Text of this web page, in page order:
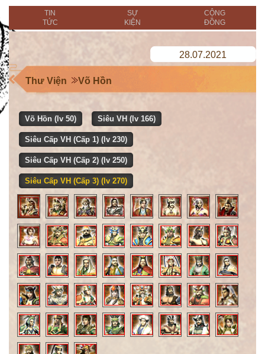
TIN
TỨC
SỰ
KIỆN
CỘNG
ĐỒNG
Thư Viện Võ Hồn
28.07.2021
Võ Hồn (lv 50) Siêu VH (lv 166)
Siêu Cấp VH (Cấp 1) (lv 230)
Siêu Cấp VH (Cấp 2) (lv 250)
Siêu Cấp VH (Cấp 3) (lv 270)